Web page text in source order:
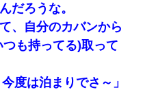
だろうな。
、自分のカバンから
も持ってる)取って
度は泊まりでさ～」